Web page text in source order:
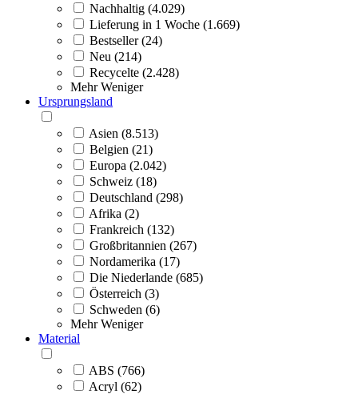
Nachhaltig (4.029)
Lieferung in 1 Woche (1.669)
Bestseller (24)
Neu (214)
Recycelte (2.428)
Mehr Weniger
Ursprungsland
Asien (8.513)
Belgien (21)
Europa (2.042)
Schweiz (18)
Deutschland (298)
Afrika (2)
Frankreich (132)
Großbritannien (267)
Nordamerika (17)
Die Niederlande (685)
Österreich (3)
Schweden (6)
Mehr Weniger
Material
ABS (766)
Acryl (62)